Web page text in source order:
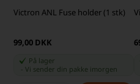
Victron ANL Fuse holder (1 stk)
99,00 DKK
På lager
-Vi sender din pakke imorgen